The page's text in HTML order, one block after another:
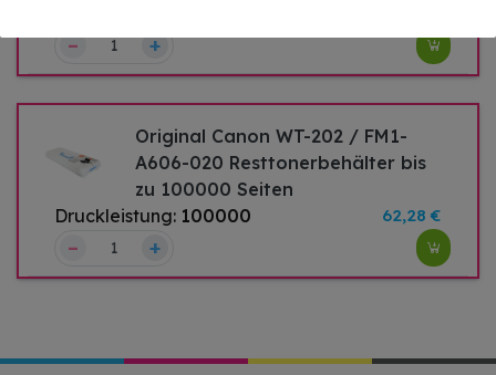
– +
Original Canon WT-202 / FM1-
A606-020 Resttonerbehälter bis
zu 100000 Seiten
Druckleistung: 100000 62,28 €
– +